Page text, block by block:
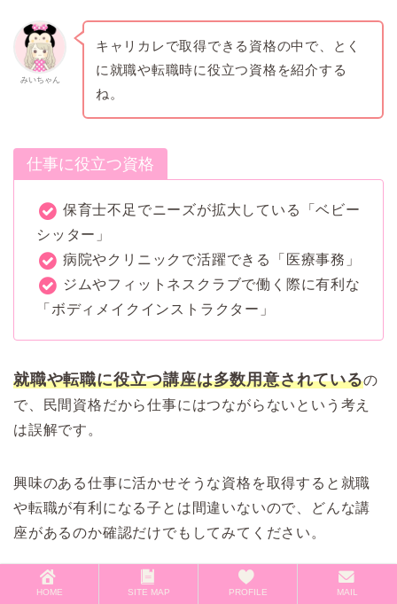
みいちゃん
キャリカレで取得できる資格の中で、とく
に就職や転職時に役立つ資格を紹介する
ね。
仕事に役立つ資格
保育士不足でニーズが拡大している「ベビー
シッター」
病院やクリニックで活躍できる「医療事務」
ジムやフィットネスクラブで働く際に有利な
「ボディメイクインストラクター」
就職や転職に役立つ講座は多数用意されているの
で、民間資格だから仕事にはつながらないという考え
は誤解です。
興味のある仕事に活かせそうな資格を取得すると就職
や転職が有利になる子とは間違いないので、どんな講
座があるのか確認だけでもしてみてください。
＼ 2講座まで請求可能 ／
HOME SITE MAP PROFILE MAIL